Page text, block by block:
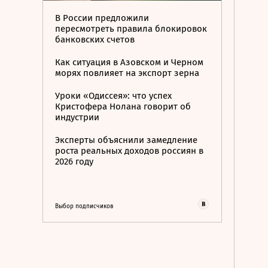
В России предложили
пересмотреть правила блокировок
банковских счетов
Как ситуация в Азовском и Черном
морях повлияет на экспорт зерна
Уроки «Одиссея»: что успех
Кристофера Нолана говорит об
индустрии
Эксперты объяснили замедление
роста реальных доходов россиян в
2026 году
Выбор подписчиков